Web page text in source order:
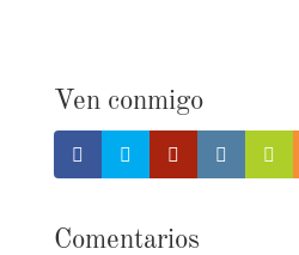
Ven conmigo
Comentarios